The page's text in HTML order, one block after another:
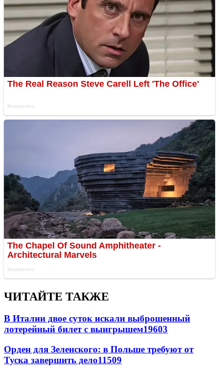
ЧИТАЙТЕ ТАКЖЕ
В Италии двое суток искали выброшенный
лотерейный билет с выигрышем19603
Орден для Зеленского: в Польше требуют от
Туска завершить дело11509